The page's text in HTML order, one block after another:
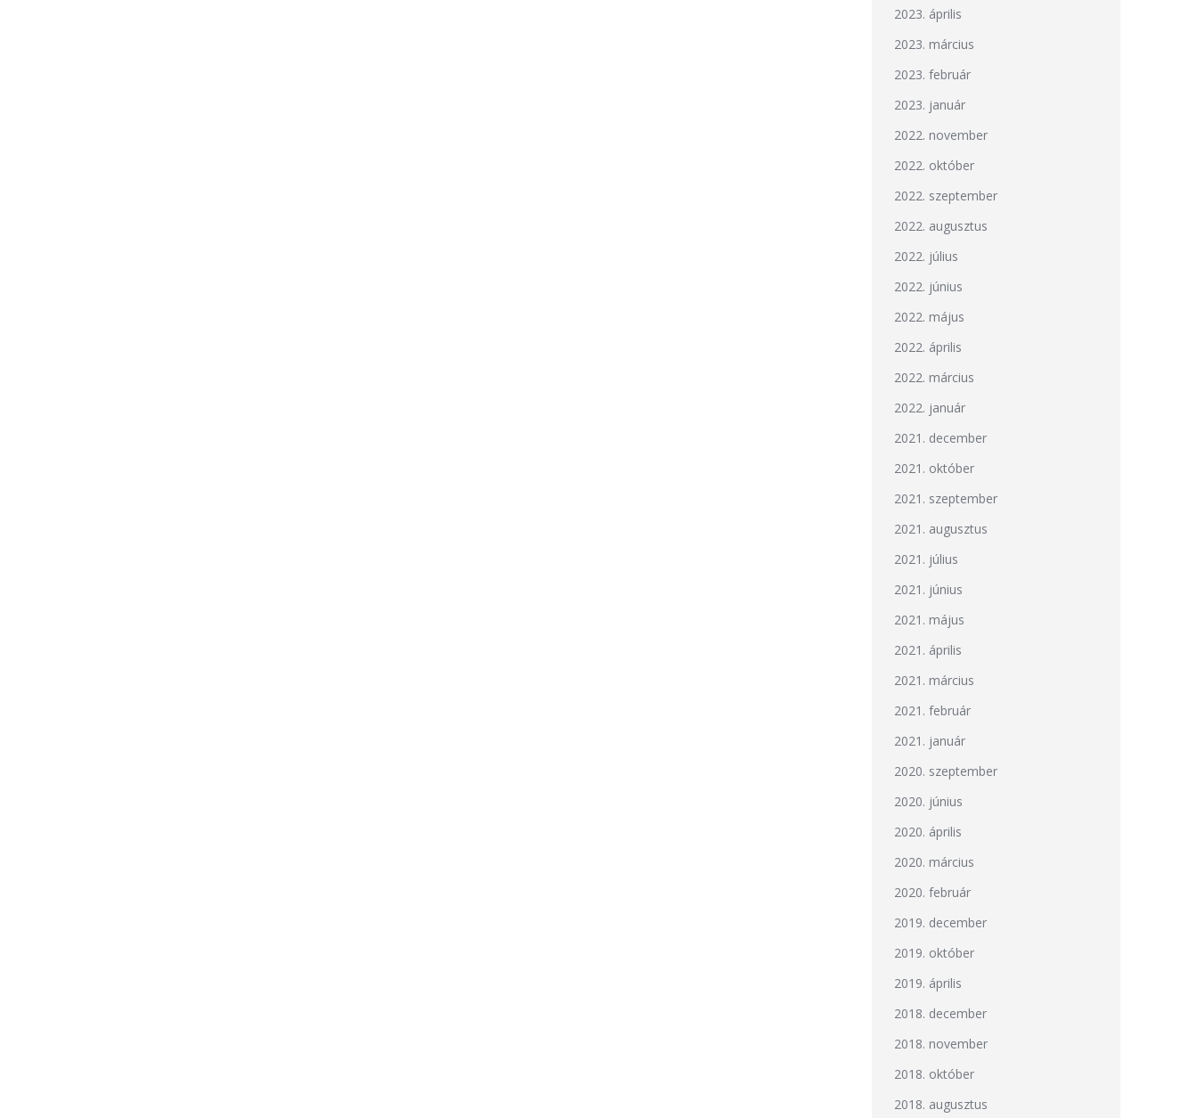
2023. április
2023. március
2023. február
2023. január
2022. november
2022. október
2022. szeptember
2022. augusztus
2022. július
2022. június
2022. május
2022. április
2022. március
2022. január
2021. december
2021. október
2021. szeptember
2021. augusztus
2021. július
2021. június
2021. május
2021. április
2021. március
2021. február
2021. január
2020. szeptember
2020. június
2020. április
2020. március
2020. február
2019. december
2019. október
2019. április
2018. december
2018. november
2018. október
2018. augusztus